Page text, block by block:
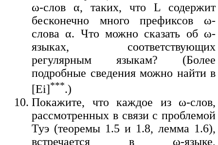
ω-слов α, таких, что L содержит
бесконечно много префиксов ω-
слова α. Что можно сказать об ω-
языках, соответствующих
регулярным языкам? (Более
подробные сведения можно найти в
[Ei]***.)
Покажите, что каждое из ω-слов,
рассмотренных в связи с проблемой
Туэ (теоремы 1.5 и 1.8, лемма 1.6),
встречается в ω-языке,